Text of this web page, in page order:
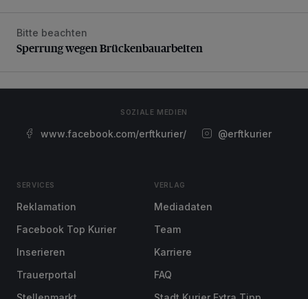
Sperrung wegen Brückenbauarbeiten
Bitte beachten
Sperrung wegen Brückenbauarbeiten
SOZIALE MEDIEN
www.facebook.com/erftkurier/ @erftkurier
SERVICES
Reklamation
Facebook Top Kurier
Inserieren
Trauerportal
VERLAG
Mediadaten
Team
Karriere
FAQ